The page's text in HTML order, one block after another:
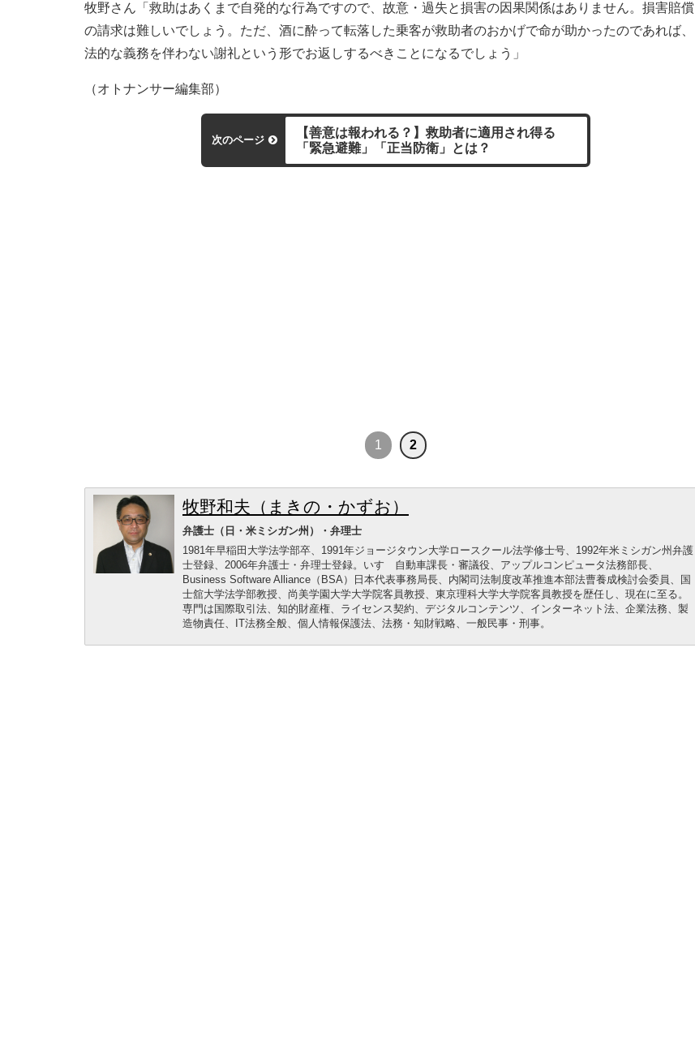
牧野さん「救助はあくまで自発的な行為ですので、故意・過失と損害の因果関係はありません。損害賠償
の請求は難しいでしょう。ただ、酒に酔って転落した乗客が救助者のおかげで命が助かったのであれば、
法的な義務を伴わない謝礼という形でお返しするべきことになるでしょう」
（オトナンサー編集部）
次のページ
【善意は報われる？】救助者に適用され得る
「緊急避難」「正当防衛」とは？
1 2
牧野和夫（まきの・かずお）
弁護士（日・米ミシガン州）・弁理士
1981年早稲田大学法学部卒、1991年ジョージタウン大学ロースクール法学修士号、1992年米ミシガン州弁護
士登録、2006年弁護士・弁理士登録。いすゞ自動車課長・審議役、アップルコンピュータ法務部長、
Business Software Alliance（BSA）日本代表事務局長、内閣司法制度改革推進本部法曹養成検討会委員、国
士舘大学法学部教授、尚美学園大学大学院客員教授、東京理科大学大学院客員教授を歴任し、現在に至る。
専門は国際取引法、知的財産権、ライセンス契約、デジタルコンテンツ、インターネット法、企業法務、製
造物責任、IT法務全般、個人情報保護法、法務・知財戦略、一般民事・刑事。